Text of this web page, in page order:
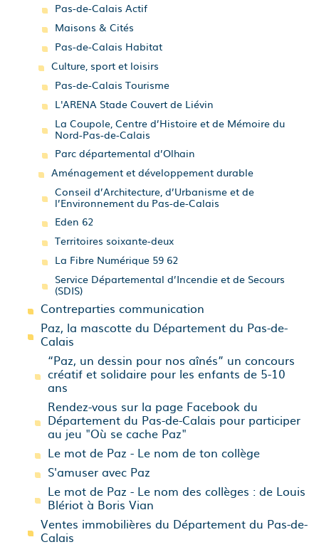
Pas-de-Calais Actif
Maisons & Cités
Pas-de-Calais Habitat
Culture, sport et loisirs
Pas-de-Calais Tourisme
L'ARENA Stade Couvert de Liévin
La Coupole, Centre d’Histoire et de Mémoire du
Nord-Pas-de-Calais
Parc départemental d’Olhain
Aménagement et développement durable
Conseil d’Architecture, d’Urbanisme et de
l’Environnement du Pas-de-Calais
Eden 62
Territoires soixante-deux
La Fibre Numérique 59 62
Service Départemental d’Incendie et de Secours
(SDIS)
Contreparties communication
Paz, la mascotte du Département du Pas-de-
Calais
“Paz, un dessin pour nos aînés” un concours
créatif et solidaire pour les enfants de 5-10
ans
Rendez-vous sur la page Facebook du
Département du Pas-de-Calais pour participer
au jeu "Où se cache Paz"
Le mot de Paz - Le nom de ton collège
S'amuser avec Paz
Le mot de Paz - Le nom des collèges : de Louis
Blériot à Boris Vian
Ventes immobilières du Département du Pas-de-
Calais